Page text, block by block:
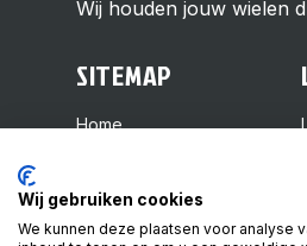
Wij houden jouw wielen
SITEMAP
Home
Kennisbank
Contact
Wij gebruiken cookies
We kunnen deze plaatsen voor